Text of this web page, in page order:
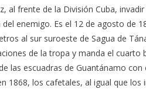
al frente de la División Cuba,
enemigo. Es el 12 de agosto de
al sur suroeste de Sagua de
de la tropa y manda el
las escuadras de Guantánamo
1868, los cafetales, al igual que